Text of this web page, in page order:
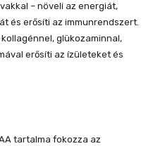
– növeli az energiát,
és erősíti az immunrendszert.
glükozaminnal,
erősíti az ízületeket és
tartalma fokozza az